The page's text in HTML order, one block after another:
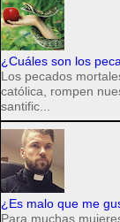
¿Cuáles son los
Los pecados
católica, rompen
santific...
¿Es malo que me
Para muchas